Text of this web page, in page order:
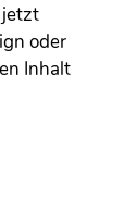
oder
Inhalt